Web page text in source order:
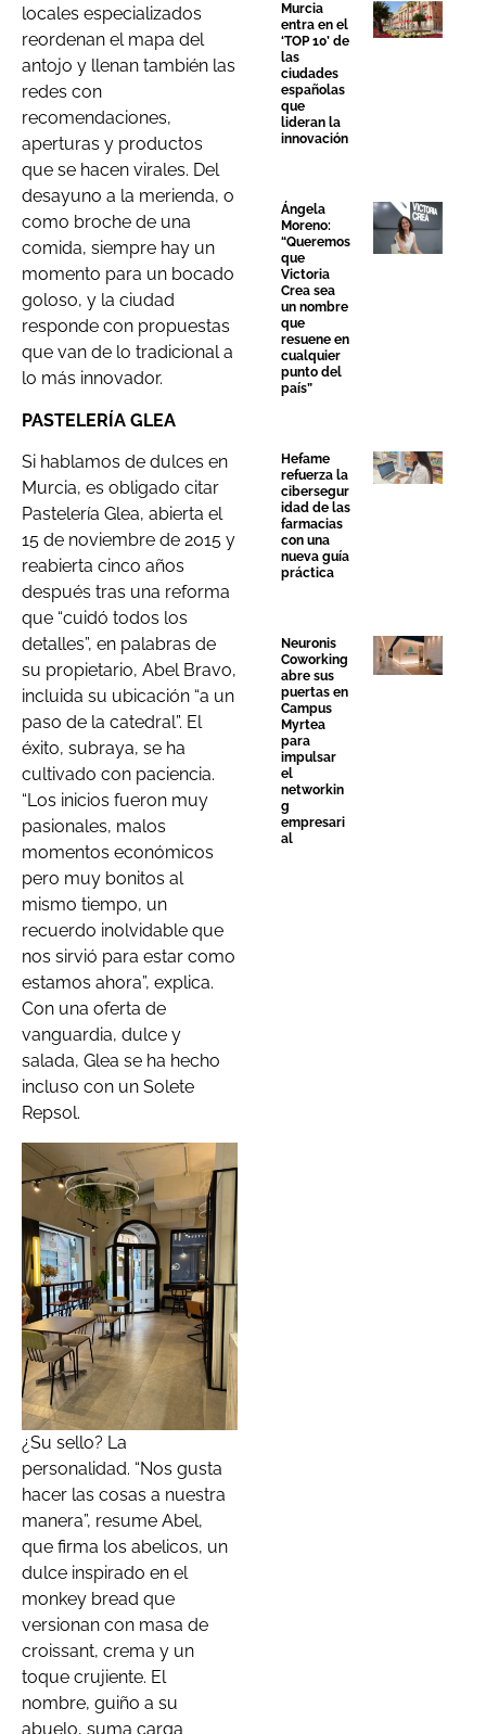
locales especializados
reordenan el mapa del
antojo y llenan también las
redes con
recomendaciones,
aperturas y productos
que se hacen virales. Del
desayuno a la merienda, o
como broche de una
comida, siempre hay un
momento para un bocado
goloso, y la ciudad
responde con propuestas
que van de lo tradicional a
lo más innovador.
PASTELERÍA GLEA
Si hablamos de dulces en
Murcia, es obligado citar
Pastelería Glea, abierta el
15 de noviembre de 2015 y
reabierta cinco años
después tras una reforma
que “cuidó todos los
detalles”, en palabras de
su propietario, Abel Bravo,
incluida su ubicación “a un
paso de la catedral”. El
éxito, subraya, se ha
cultivado con paciencia.
“Los inicios fueron muy
pasionales, malos
momentos económicos
pero muy bonitos al
mismo tiempo, un
recuerdo inolvidable que
nos sirvió para estar como
estamos ahora”, explica.
Con una oferta de
vanguardia, dulce y
salada, Glea se ha hecho
incluso con un Solete
Repsol.
¿Su sello? La
personalidad. “Nos gusta
hacer las cosas a nuestra
manera”, resume Abel,
que firma los abelicos, un
dulce inspirado en el
monkey bread que
versionan con masa de
croissant, crema y un
toque crujiente. El
nombre, guiño a su
abuelo, suma carga
Murcia
entra en el
‘TOP 10’ de
las
ciudades
españolas
que
lideran la
innovación
Ángela
Moreno:
“Queremos
que
Victoria
Crea sea
un nombre
que
resuene en
cualquier
punto del
país”
Hefame
refuerza la
cibersegur
idad de las
farmacias
con una
nueva guía
práctica
Neuronis
Coworking
abre sus
puertas en
Campus
Myrtea
para
impulsar
el
networkin
g
empresari
al